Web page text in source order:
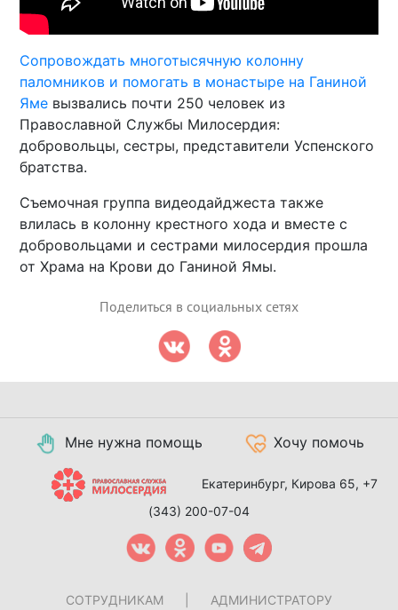
Сопровождать многотысячную колонну
паломников и помогать в монастыре на Ганиной
Яме вызвались почти 250 человек из
Православной Службы Милосердия:
добровольцы, сестры, представители Успенского
братства.
Съемочная группа видеодайджеста также
влилась в колонну крестного хода и вместе с
добровольцами и сестрами милосердия прошла
от Храма на Крови до Ганиной Ямы.
Поделиться в социальных сетях
Мне нужна помощь Хочу помочь
Екатеринбург, Кирова 65, +7
(343) 200-07-04
СОТРУДНИКАМ АДМИНИСТРАТОРУ